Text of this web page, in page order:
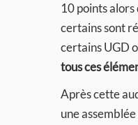
10 points alors
certains sont
certains UGD
tous ces
Après cette
une